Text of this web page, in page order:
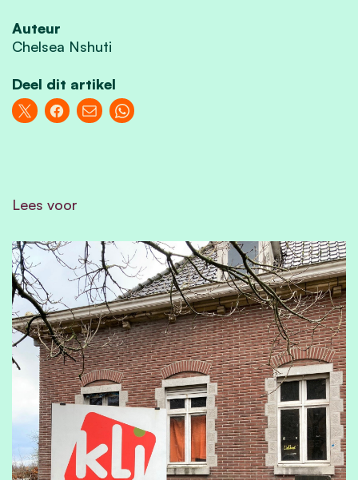
Auteur
Chelsea Nshuti
Deel dit artikel
Lees voor